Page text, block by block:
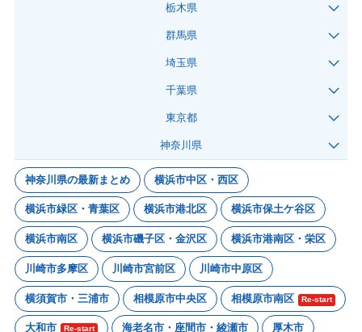
栃木県
群馬県
埼玉県
千葉県
東京都
神奈川県
神奈川県の最新まとめ 横浜市中区・西区
横浜市緑区・青葉区 横浜市港北区 横浜市保土ケ谷区
横浜市南区 横浜市磯子区・金沢区 横浜市港南区・栄区
川崎市多摩区 川崎市宮前区 川崎市中原区
横須賀市・三浦市 相模原市中央区 相模原市南区 Re-start
大和市 Re-start 海老名市・座間市・綾瀬市 厚木市